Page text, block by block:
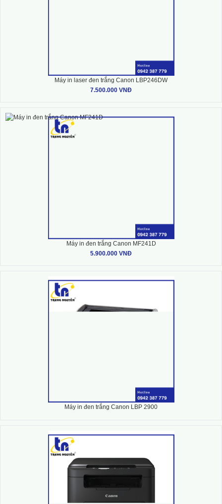
Máy in laser đen trắng Canon LBP246DW
7.500.000 VNĐ
Máy in đen trắng Canon MF241D
5.900.000 VNĐ
Máy in đen trắng Canon LBP 2900